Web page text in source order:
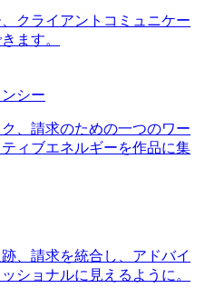
クライアントコミュニケー
ます。
シー
、請求のための一つのワー
ィブエネルギーを作品に集
、請求を統合し、アドバイ
ショナルに見えるように。